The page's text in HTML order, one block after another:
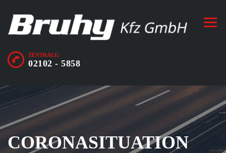
ZENTRALE:
02102 - 5858
CORONASITUATION